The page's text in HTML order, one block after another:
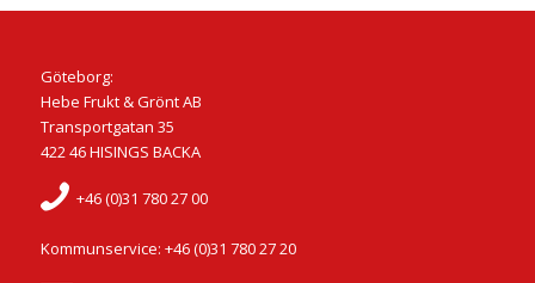
Göteborg:
Hebe Frukt & Grönt AB
Transportgatan 35
422 46 HISINGS BACKA
+46 (0)31 780 27 00
Kommunservice: +46 (0)31 780 27 20